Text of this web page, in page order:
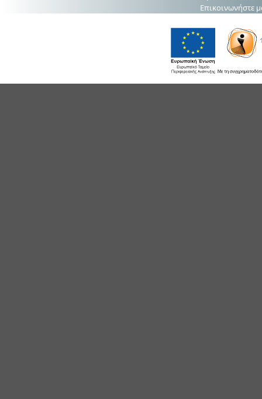
Επικοινωνήστε